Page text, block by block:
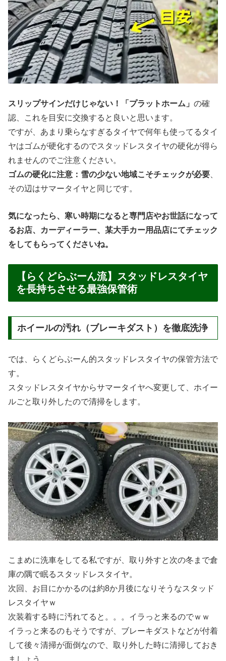
スリップサインだけじゃない！「プラットホーム」 の確
認、これを目安に交換すると良いと思います。
ですが、あまり乗らなすぎるタイヤで何年も使ってるタイ
ヤはゴムが硬化するのでスタッドレスタイヤの硬化が得ら
れませんのでご注意ください。
ゴムの硬化に注意：雪の少ない地域こそチェックが必要
その辺はサマータイヤと同じです。
気になったら、寒い時期になると専門店やお世話になって
るお店、カーディーラー、某大手カー用品店にてチェック
をしてもらってくださいね。
【らくどらぶーん流】スタッドレスタイヤ
を長持ちさせる最強保管術
ホイールの汚れ（ブレーキダスト）を徹底洗浄
では、らくどらぶーん的スタッドレスタイヤの保管方法で
す。
スタッドレスタイヤからサマータイヤへ変更して、ホイー
ルごと取り外したので清掃をします。
こまめに洗車をしてる私ですが、取り外すと次の冬まで倉
庫の隅で眠るスタッドレスタイヤ。
次回、お目にかかるのは約8か月後になりそうなスタッド
レスタイヤｗ
次装着する時に汚れてると。。。イラっと来るのでｗｗ
イラっと来るのもそうですが、ブレーキダストなどが付着
して後々清掃が面倒なので、取り外した時に清掃しておき